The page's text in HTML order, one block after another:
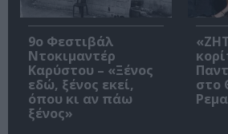
9ο Φεστιβάλ
Ντοκιμαντέρ
Καρύστου – «Ξένος
εδώ, ξένος εκεί,
όπου κι αν πάω
ξένος»
στο